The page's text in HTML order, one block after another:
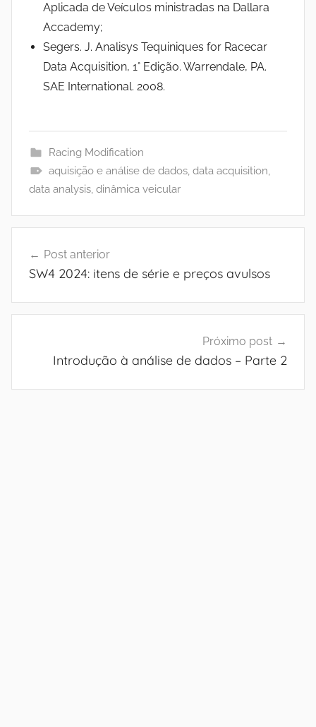
Aplicada de Veículos ministradas na Dallara
Accademy;
Segers. J. Analisys Tequiniques for Racecar
Data Acquisition, 1° Edição. Warrendale, PA.
SAE International. 2008.
Racing Modification
aquisição e análise de dados, data acquisition,
data analysis, dinâmica veicular
de
Post anterior
SW4 2024: itens de série e preços avulsos
Próximo post
Introdução à análise de dados – Parte 2